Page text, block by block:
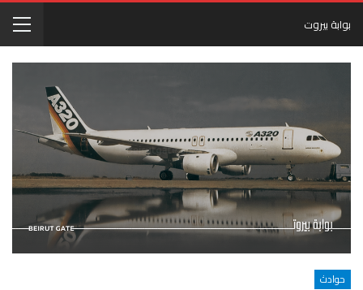
بوابة بيروت
حوادث